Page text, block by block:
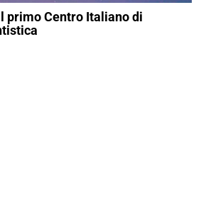
primo Centro Italiano di